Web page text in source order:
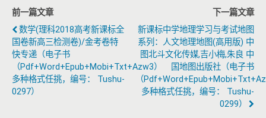
前一篇文章
数学(理科2018高考新课标全
国卷新高三检测卷)/金考卷特
快专递（电子书
（pdf+word+epub+mobi+txt+azw3）
多种格式任挑，编号： Tushu-
0297）
下一篇文章
新课标中学地理学习与考试地图
系列：人文地理地图(高用版) 中
图北斗文化传媒,吉小梅,朱良 中
国地图出版社（电子书
（
多种格式任挑，编号： Tushu-
0299）